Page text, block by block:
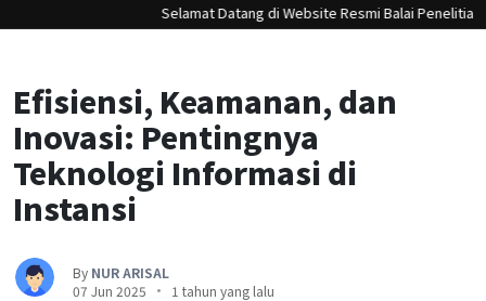
Selamat Datang di Website Resmi Balai Penelitian
Efisiensi, Keamanan, dan
Inovasi: Pentingnya
Teknologi Informasi di
Instansi
By NUR ARISAL
07 Jun 2025
1 tahun yang lalu